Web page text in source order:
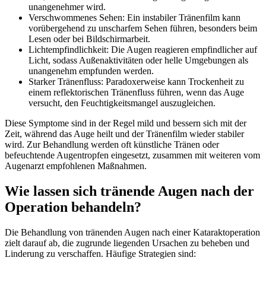
unangenehmer wird.
Verschwommenes Sehen: Ein instabiler Tränenfilm kann
vorübergehend zu unscharfem Sehen führen, besonders beim
Lesen oder bei Bildschirmarbeit.
Lichtempfindlichkeit: Die Augen reagieren empfindlicher auf
Licht, sodass Außenaktivitäten oder helle Umgebungen als
unangenehm empfunden werden.
Starker Tränenfluss: Paradoxerweise kann Trockenheit zu
einem reflektorischen Tränenfluss führen, wenn das Auge
versucht, den Feuchtigkeitsmangel auszugleichen.
Diese Symptome sind in der Regel mild und bessern sich mit der
Zeit, während das Auge heilt und der Tränenfilm wieder stabiler
wird. Zur Behandlung werden oft künstliche Tränen oder
befeuchtende Augentropfen eingesetzt, zusammen mit weiteren vom
Augenarzt empfohlenen Maßnahmen.
Wie lassen sich tränende Augen nach der
Operation behandeln?
Die Behandlung von tränenden Augen nach einer Kataraktoperation
zielt darauf ab, die zugrunde liegenden Ursachen zu beheben und
Linderung zu verschaffen. Häufige Strategien sind: